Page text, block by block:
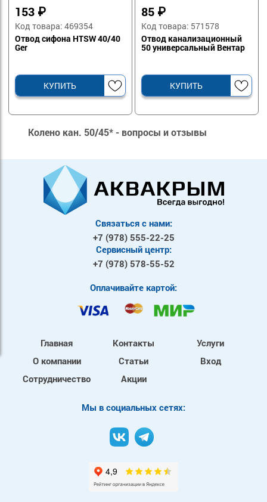
153 ₽
Код товара: 469354
Отвод сифона HTSW 40/40
Ger
КУПИТЬ
85 ₽
Код товара: 571578
Отвод канализационный
50 универсальный Вентар
КУПИТЬ
Колено кан. 50/45* - вопросы и отзывы
Связаться с нами:
+7 (978) 555-22-25
Сервисный центр:
+7 (978) 578-55-52
Оплачивайте картой:
Главная
О компании
Сотрудничество
Контакты
Статьи
Акции
Услуги
Вход
Mы в социальных сетях: